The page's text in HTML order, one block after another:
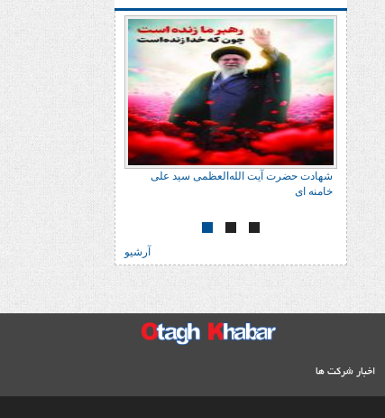
شهادت حضرت آیت الله‌العظمی سید علی
خامنه ای
آرشیو
اخبار شرکت ها